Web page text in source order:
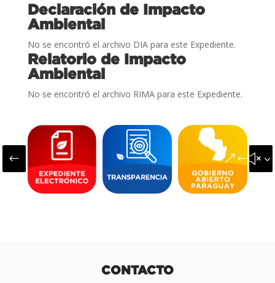
Declaración de Impacto
Ambiental
No se encontró el archivo DIA para este Expediente.
Relatorio de Impacto
Ambiental
No se encontró el archivo RIMA para este Expediente.
#
CONTACTO